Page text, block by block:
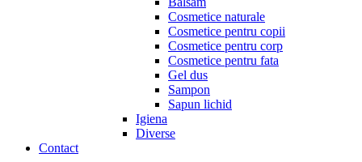
Cosmetice naturale
Cosmetice pentru copii
Cosmetice pentru corp
Cosmetice pentru fata
Gel dus
Sampon
Sapun lichid
Igiena
Diverse
Contact